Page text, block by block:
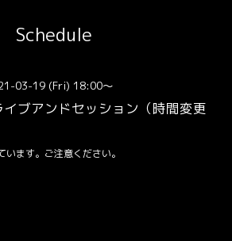
Schedule
03-19 (Fri) 18:00～
ブアンドセッション（時間変更
ます。ご注意ください。